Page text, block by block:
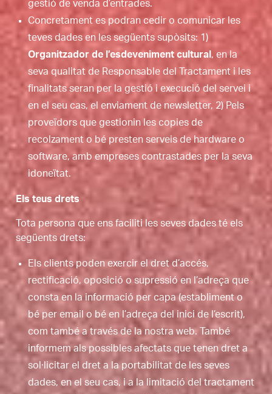
gestió de venda d’entrades.
Concretament es podran cedir o comunicar les
teves dades en les següents supòsits: 1)
Organitzador de l’esdeveniment cultural , en la
seva qualitat de Responsable del Tractament i les
finalitats seran per la gestió i execució del servei i
en el seu cas, el enviament de newsletter, 2) Pels
proveïdors que gestionin les copies de
recolzament o bé presten serveis de hardware o
software, amb empreses contrastades per la seva
idoneïtat.
Els teus drets
Tota persona que ens faciliti les seves dades té els
següents drets:
Els clients poden exercir el dret d’accés,
rectificació, oposició o supressió en l’adreça que
consta en la informació per capa (establiment o
bé per email o bé en l’adreça del inici de l’escrit),
com també a través de la nostra web. També
informem als possibles afectats que tenen dret a
sol·licitar el dret a la portabilitat de les seves
dades, en el seu cas, i a la limitació del tractament